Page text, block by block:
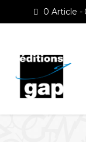
0 Article